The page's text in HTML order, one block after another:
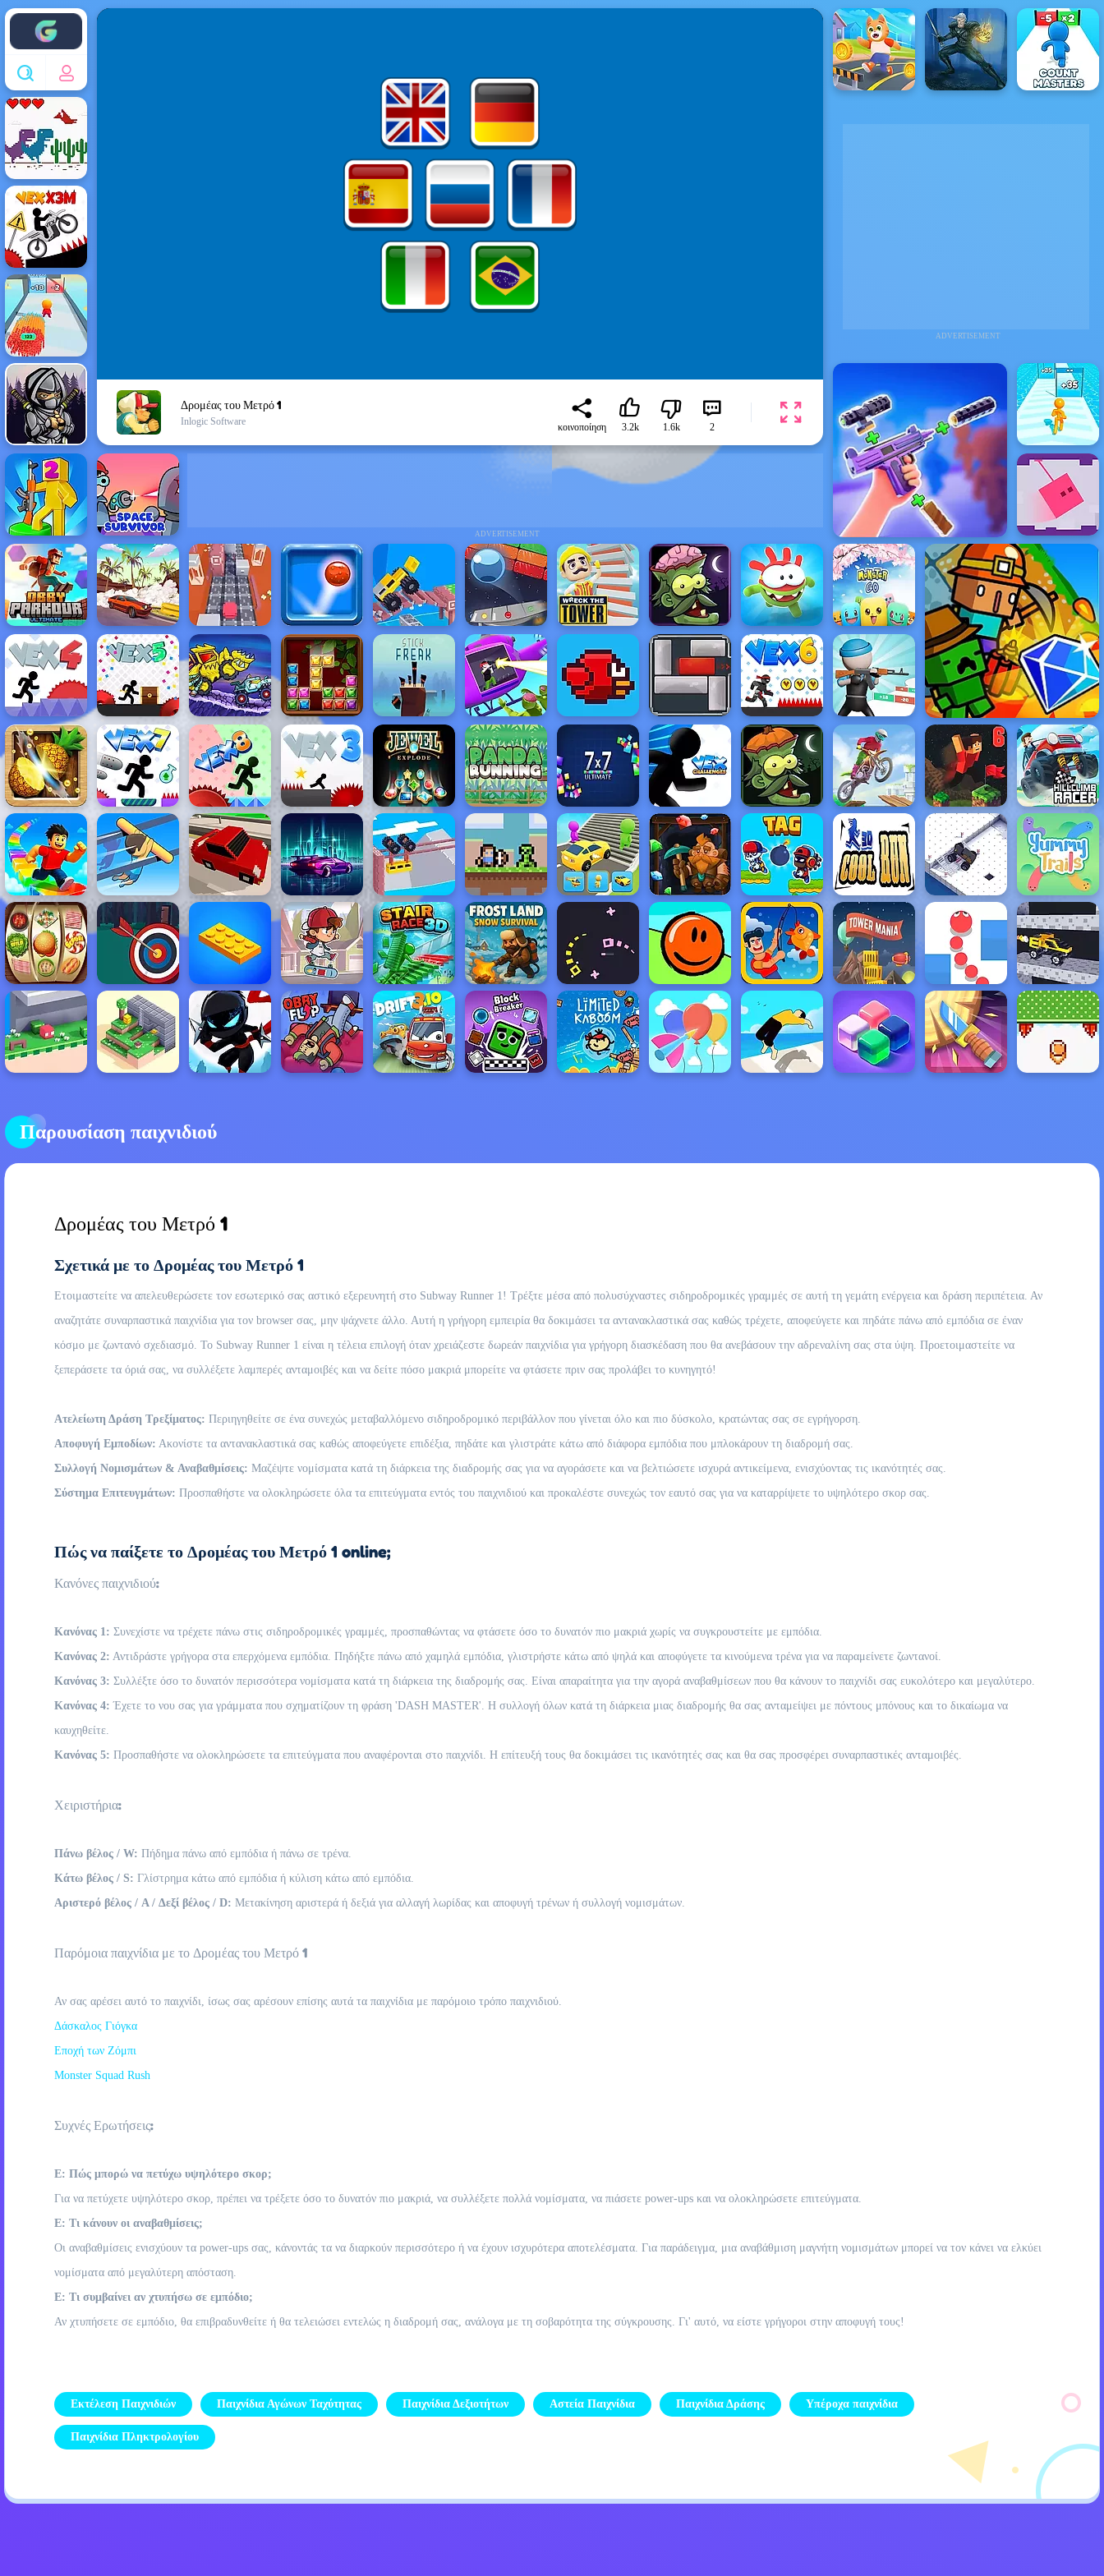
Enjoy4fun
ADVERTISEMENT
ADVERTISEMENT
Δρομέας του Μετρό 1
Inlogic Software
κοινοποίηση 3.2k 1.6k 2
Παρουσίαση παιχνιδιού
Δρομέας του Μετρό 1
Σχετικά με το Δρομέας του Μετρό 1
Ετοιμαστείτε να απελευθερώσετε τον εσωτερικό σας αστικό εξερευνητή στο Subway Runner 1! Τρέξτε μέσα από πολυσύχναστες σιδηροδρομικές γραμμές σε αυτή τη γεμάτη ενέργεια και δράση περιπέτεια. Αν
αναζητάτε συναρπαστικά παιχνίδια για τον browser σας, μην ψάχνετε άλλο. Αυτή η γρήγορη εμπειρία θα δοκιμάσει τα αντανακλαστικά σας καθώς τρέχετε, αποφεύγετε και πηδάτε πάνω από εμπόδια σε έναν
κόσμο με ζωντανό σχεδιασμό. Το Subway Runner 1 είναι η τέλεια επιλογή όταν χρειάζεστε δωρεάν παιχνίδια για γρήγορη διασκέδαση που θα ανεβάσουν την αδρεναλίνη σας στα ύψη. Προετοιμαστείτε να
ξεπεράσετε τα όριά σας, να συλλέξετε λαμπερές ανταμοιβές και να δείτε πόσο μακριά μπορείτε να φτάσετε πριν σας προλάβει το κυνηγητό!
Ατελείωτη Δράση Τρεξίματος: Περιηγηθείτε σε ένα συνεχώς μεταβαλλόμενο σιδηροδρομικό περιβάλλον που γίνεται όλο και πιο δύσκολο, κρατώντας σας σε εγρήγορση.
Αποφυγή Εμποδίων: Ακονίστε τα αντανακλαστικά σας καθώς αποφεύγετε επιδέξια, πηδάτε και γλιστράτε κάτω από διάφορα εμπόδια που μπλοκάρουν τη διαδρομή σας.
Συλλογή Νομισμάτων & Αναβαθμίσεις: Μαζέψτε νομίσματα κατά τη διάρκεια της διαδρομής σας για να αγοράσετε και να βελτιώσετε ισχυρά αντικείμενα, ενισχύοντας τις ικανότητές σας.
Σύστημα Επιτευγμάτων: Προσπαθήστε να ολοκληρώσετε όλα τα επιτεύγματα εντός του παιχνιδιού και προκαλέστε συνεχώς τον εαυτό σας για να καταρρίψετε το υψηλότερο σκορ σας.
Πώς να παίξετε το Δρομέας του Μετρό 1 online;
Κανόνες παιχνιδιού:
Κανόνας 1: Συνεχίστε να τρέχετε πάνω στις σιδηροδρομικές γραμμές, προσπαθώντας να φτάσετε όσο το δυνατόν πιο μακριά χωρίς να συγκρουστείτε με εμπόδια.
Κανόνας 2: Αντιδράστε γρήγορα στα επερχόμενα εμπόδια. Πηδήξτε πάνω από χαμηλά εμπόδια, γλιστρήστε κάτω από ψηλά και αποφύγετε τα κινούμενα τρένα για να παραμείνετε ζωντανοί.
Κανόνας 3: Συλλέξτε όσο το δυνατόν περισσότερα νομίσματα κατά τη διάρκεια της διαδρομής σας. Είναι απαραίτητα για την αγορά αναβαθμίσεων που θα κάνουν το παιχνίδι σας ευκολότερο και μεγαλύτερο.
Κανόνας 4: Έχετε το νου σας για γράμματα που σχηματίζουν τη φράση 'DASH MASTER'. Η συλλογή όλων κατά τη διάρκεια μιας διαδρομής θα σας ανταμείψει με πόντους μπόνους και το δικαίωμα να
καυχηθείτε.
Κανόνας 5: Προσπαθήστε να ολοκληρώσετε τα επιτεύγματα που αναφέρονται στο παιχνίδι. Η επίτευξή τους θα δοκιμάσει τις ικανότητές σας και θα σας προσφέρει συναρπαστικές ανταμοιβές.
Χειριστήρια:
Πάνω βέλος / W: Πήδημα πάνω από εμπόδια ή πάνω σε τρένα.
Κάτω βέλος / S: Γλίστρημα κάτω από εμπόδια ή κύλιση κάτω από εμπόδια.
Αριστερό βέλος / A / Δεξί βέλος / D: Μετακίνηση αριστερά ή δεξιά για αλλαγή λωρίδας και αποφυγή τρένων ή συλλογή νομισμάτων.
Παρόμοια παιχνίδια με το Δρομέας του Μετρό 1
Αν σας αρέσει αυτό το παιχνίδι, ίσως σας αρέσουν επίσης αυτά τα παιχνίδια με παρόμοιο τρόπο παιχνιδιού.
Δάσκαλος Γιόγκα
Εποχή των Ζόμπι
Monster Squad Rush
Συχνές Ερωτήσεις:
Ε: Πώς μπορώ να πετύχω υψηλότερο σκορ;
Για να πετύχετε υψηλότερο σκορ, πρέπει να τρέξετε όσο το δυνατόν πιο μακριά, να συλλέξετε πολλά νομίσματα, να πιάσετε power-ups και να ολοκληρώσετε επιτεύγματα.
Ε: Τι κάνουν οι αναβαθμίσεις;
Οι αναβαθμίσεις ενισχύουν τα power-ups σας, κάνοντάς τα να διαρκούν περισσότερο ή να έχουν ισχυρότερα αποτελέσματα. Για παράδειγμα, μια αναβάθμιση μαγνήτη νομισμάτων μπορεί να τον κάνει να ελκύει
νομίσματα από μεγαλύτερη απόσταση.
Ε: Τι συμβαίνει αν χτυπήσω σε εμπόδιο;
Αν χτυπήσετε σε εμπόδιο, θα επιβραδυνθείτε ή θα τελειώσει εντελώς η διαδρομή σας, ανάλογα με τη σοβαρότητα της σύγκρουσης. Γι' αυτό, να είστε γρήγοροι στην αποφυγή τους!
Εκτέλεση Παιχνιδιών Παιχνίδια Αγώνων Ταχύτητας Παιχνίδια Δεξιοτήτων Αστεία Παιχνίδια Παιχνίδια Δράσης Υπέροχα παιχνίδια
Παιχνίδια Πληκτρολογίου